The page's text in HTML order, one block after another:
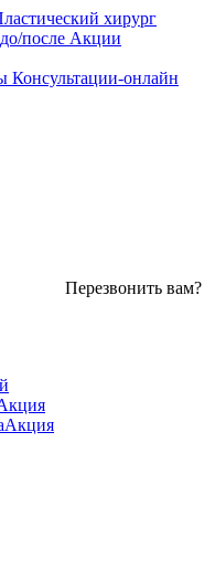
хирург
после Акции
Консультации-онлайн
Перезвонить вам?
Акция